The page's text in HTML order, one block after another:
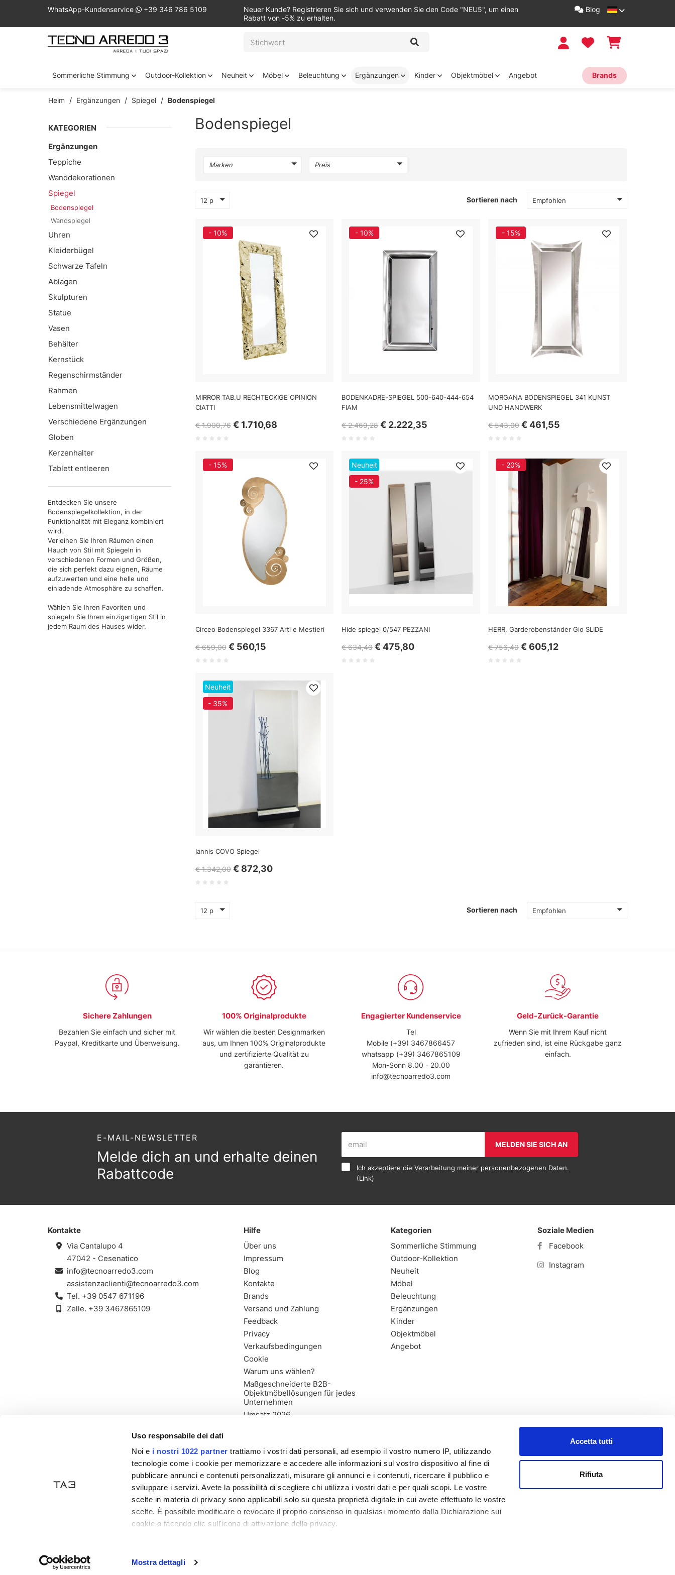
Uso responsabile dei dati
Noi e i nostri 1022 partner trattiamo i vostri dati personali, ad esempio il vostro numero IP, utilizzando
tecnologie come i cookie per memorizzare e accedere alle informazioni sul vostro dispositivo al fine di
pubblicare annunci e contenuti personalizzati, misurare gli annunci e i contenuti, ricercare il pubblico e
sviluppare i servizi. Avete la possibilità di scegliere chi utilizza i vostri dati e per quali scopi. Le vostre
scelte in materia di privacy sono applicabili solo su questa proprietà digitale in cui avete effettuato le vostre
scelte. È possibile modificare o revocare il proprio consenso in qualsiasi momento dalla Dichiarazione sui
cookie o facendo clic sull'icona di attivazione della privacy.
raccogliere informazioni sulla tua posizione geografica, con un'approssimazione di qualche metro,
Mostra dettagli
Accetta tutti
Rifiuta
WhatsApp-Kundenservice +39 346 786 5109
Neuer Kunde? Registrieren Sie sich und verwenden Sie den Code "NEU5", um einen
Rabatt von -5% zu erhalten.
Blog
Sommerliche Stimmung Outdoor-Kollektion Neuheit Möbel Beleuchtung Ergänzungen Kinder Objektmöbel Angebot Brands
Heim Ergänzungen Spiegel Bodenspiegel
KATEGORIEN
Ergänzungen
Teppiche
Wanddekorationen
Spiegel
Bodenspiegel
Wandspiegel
Uhren
Kleiderbügel
Schwarze Tafeln
Ablagen
Skulpturen
Statue
Vasen
Behälter
Kernstück
Regenschirmständer
Rahmen
Lebensmittelwagen
Verschiedene Ergänzungen
Globen
Kerzenhalter
Tablett entleeren
Entdecken Sie unsere
Bodenspiegelkollektion, in der
Funktionalität mit Eleganz kombiniert
wird.
Verleihen Sie Ihren Räumen einen
Hauch von Stil mit Spiegeln in
verschiedenen Formen und Größen,
die sich perfekt dazu eignen, Räume
aufzuwerten und eine helle und
einladende Atmosphäre zu schaffen.
Wählen Sie Ihren Favoriten und
spiegeln Sie Ihren einzigartigen Stil in
jedem Raum des Hauses wider.
Bodenspiegel
Marken Preis
12 p Sortieren nach Empfohlen
- 10%
MIRROR TAB.U RECHTECKIGE OPINION
CIATTI
€ 1.900,76 € 1.710,68
- 10%
BODENKADRE-SPIEGEL 500-640-444-654
FIAM
€ 2.469,28 € 2.222,35
- 15%
MORGANA BODENSPIEGEL 341 KUNST
UND HANDWERK
€ 543,00 € 461,55
- 15%
Circeo Bodenspiegel 3367 Arti e Mestieri
€ 659,00 € 560,15
Neuheit
- 25%
Hide spiegel 0/547 PEZZANI
€ 634,40 € 475,80
- 20%
HERR. Garderobenständer Gio SLIDE
€ 756,40 € 605,12
Neuheit
- 35%
Iannis COVO Spiegel
€ 1.342,00 € 872,30
12 p Sortieren nach Empfohlen
Sichere Zahlungen
Bezahlen Sie einfach und sicher mit
Paypal, Kreditkarte und Überweisung.
100% Originalprodukte
Wir wählen die besten Designmarken
aus, um Ihnen 100% Originalprodukte
und zertifizierte Qualität zu
garantieren.
Engagierter Kundenservice
Tel
Mobile (+39) 3467866457
whatsapp (+39) 3467865109
Mon-Sonn 8.00 - 20.00
info@tecnoarredo3.com
Geld-Zurück-Garantie
Wenn Sie mit Ihrem Kauf nicht
zufrieden sind, ist eine Rückgabe ganz
einfach.
E-MAIL-NEWSLETTER
Melde dich an und erhalte deinen
Rabattcode
MELDEN SIE SICH AN
Ich akzeptiere die Verarbeitung meiner personenbezogenen Daten.
(Link)
Kontakte
Via Cantalupo 4
47042 - Cesenatico
info@tecnoarredo3.com
assistenzaclienti@tecnoarredo3.com
Tel. +39 0547 671196
Zelle. +39 3467865109
Hilfe
Über uns
Impressum
Blog
Kontakte
Brands
Versand und Zahlung
Feedback
Privacy
Verkaufsbedingungen
Cookie
Warum uns wählen?
Maßgeschneiderte B2B-
Objektmöbellösungen für jedes
Unternehmen
Umsatz 2026
Kategorien
Sommerliche Stimmung
Outdoor-Kollektion
Neuheit
Möbel
Beleuchtung
Ergänzungen
Kinder
Objektmöbel
Angebot
Soziale Medien
Facebook
Instagram
Akzeptierte Zahlungen
Ecommerceby Daisuke